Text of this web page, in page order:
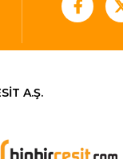
A.Ş.